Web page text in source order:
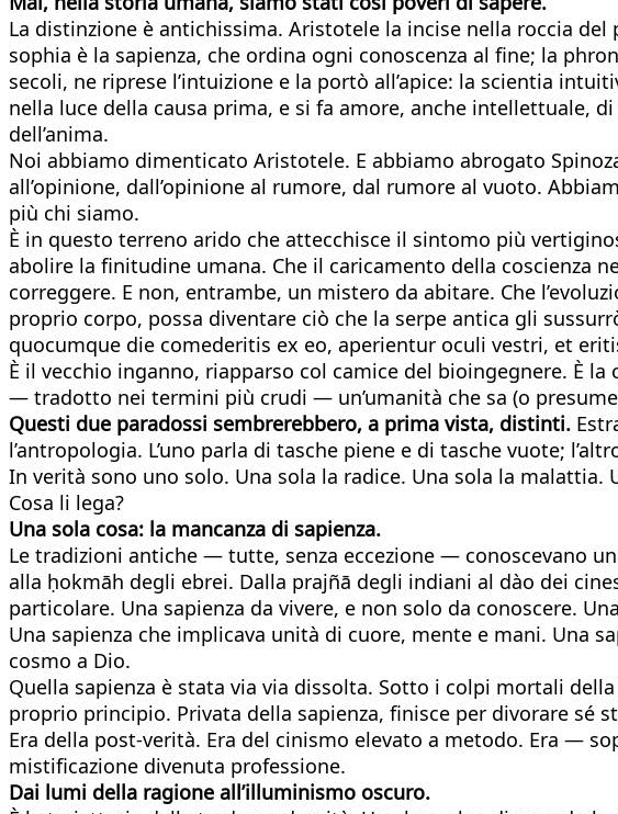
La distinzione è antichissima. Aristotele la incise nella roccia
sophia è la sapienza, che ordina ogni conoscenza al fine; la
secoli, ne riprese l’intuizione e la portò all’apice: la scientia
nella luce della causa prima, e si fa amore, anche intellettuale,
dell’anima.
Noi abbiamo dimenticato Aristotele. E abbiamo abrogato
all’opinione, dall’opinione al rumore, dal rumore al vuoto.
più chi siamo.
È in questo terreno arido che attecchisce il sintomo più
abolire la finitudine umana. Che il caricamento della coscienza
correggere. E non, entrambe, un mistero da abitare. Che
proprio corpo, possa diventare ciò che la serpe antica gli
quocumque die comederitis ex eo, aperientur oculi vestri, et
È il vecchio inganno, riapparso col camice del bioingegnere. È
— tradotto nei termini più crudi — un’umanità che sa (o
Questi due paradossi sembrerebbero, a prima vista, distinti.
l’antropologia. L’uno parla di tasche piene e di tasche vuote;
In verità sono uno solo. Una sola la radice. Una sola la
Cosa li lega?
Una sola cosa: la mancanza di sapienza.
Le tradizioni antiche — tutte, senza eccezione — conoscevano
alla ḥokmāh degli ebrei. Dalla prajñā degli indiani al dào dei
particolare. Una sapienza da vivere, e non solo da conoscere.
Una sapienza che implicava unità di cuore, mente e mani. Una
cosmo a Dio.
Quella sapienza è stata via via dissolta. Sotto i colpi mortali
proprio principio. Privata della sapienza, finisce per divorare
Era della post-verità. Era del cinismo elevato a metodo. Era —
mistificazione divenuta professione.
Dai lumi della ragione all’illuminismo oscuro.